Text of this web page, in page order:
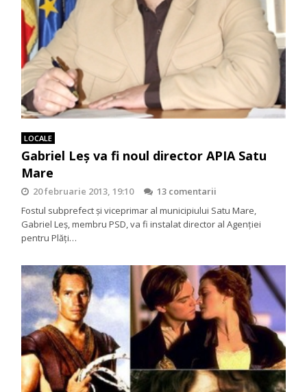
LOCALE
Gabriel Leş va fi noul director APIA Satu
Mare
20 februarie 2013, 19:10
13 comentarii
Fostul subprefect şi viceprimar al municipiului Satu Mare,
Gabriel Leş, membru PSD, va fi instalat director al Agenţiei
pentru Plăţi…